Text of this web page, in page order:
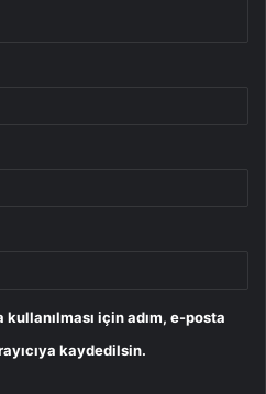
için adım, e-posta
kaydedilsin.